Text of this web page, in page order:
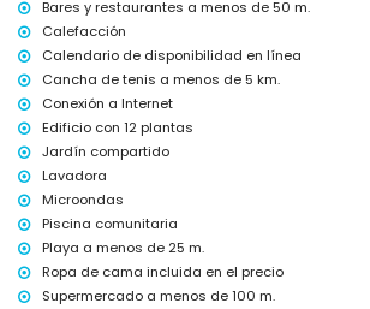
Deportes
tenis (a menos de 5 kilómetros del apartamento)
golf (a menos de 10 kilómetros del apartamento)
Bares y restaurantes a menos de 50 m.
Calefacción
Calendario de disponibilidad en línea
Cancha de tenis a menos de 5 km.
Conexión a Internet
Edificio con 12 plantas
Jardín compartido
Lavadora
Microondas
Piscina comunitaria
Playa a menos de 25 m.
Ropa de cama incluida en el precio
Supermercado a menos de 100 m.